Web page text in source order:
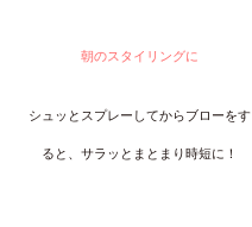
朝のスタイリングに
シュッとスプレーしてからブローをす
ると、サラッとまとまり時短に！